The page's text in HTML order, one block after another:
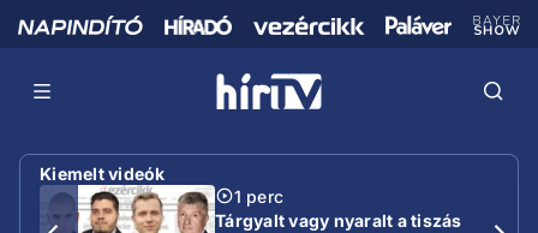
Kiemelt videók
1 perc
Tárgyalt vagy nyaralt a tiszás